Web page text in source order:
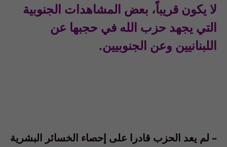
لا يكون قريباً، بعض المشاهدات الجنوبية
التي يجهد حزب الله في حجبها عن
اللبنانيين وعن الجنوبيين.
– لم يعد الحزب قادرا على إحصاء الخسائر البشرية